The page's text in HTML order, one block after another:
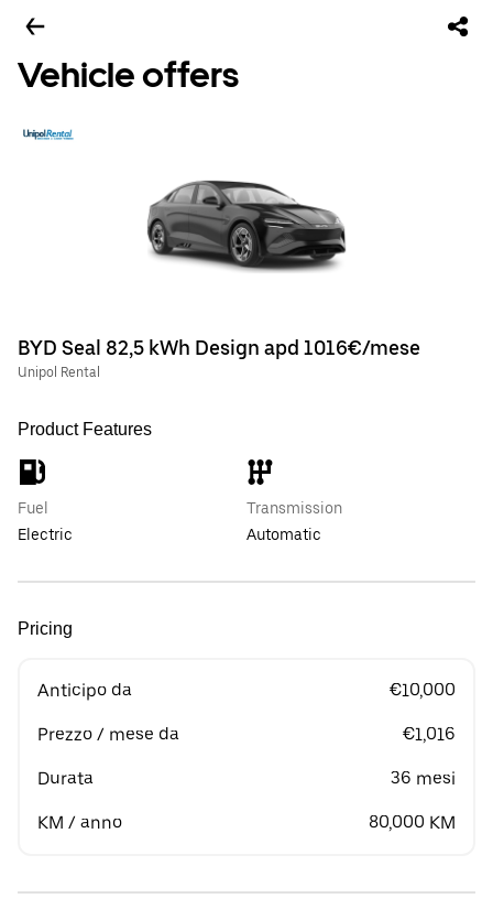
Vehicle offers
BYD Seal 82,5 kWh Design apd 1016€/mese
Unipol Rental
Product Features
Fuel
Electric
Transmission
Automatic
Pricing
Anticipo da €10,000
Prezzo / mese da €1,016
Durata 36 mesi
KM / anno 80,000 KM